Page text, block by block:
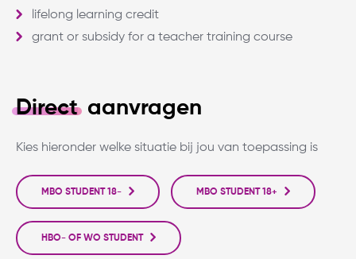
lifelong learning credit
grant or subsidy for a teacher training course
Direct aanvragen
Kies hieronder welke situatie bij jou van toepassing is
MBO STUDENT 18- MBO STUDENT 18+
HBO- OF WO STUDENT